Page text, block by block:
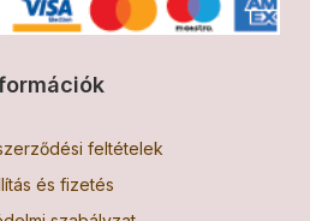
feltételek
és fizetés